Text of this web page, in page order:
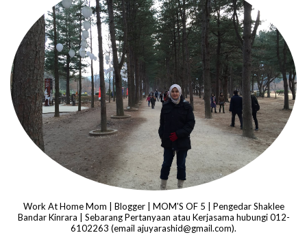
Work At Home Mom | Blogger | MOM'S OF 5 | Pengedar Shaklee
Bandar Kinrara | Sebarang Pertanyaan atau Kerjasama hubungi 012-
6102263 (email ajuyarashid@gmail.com).